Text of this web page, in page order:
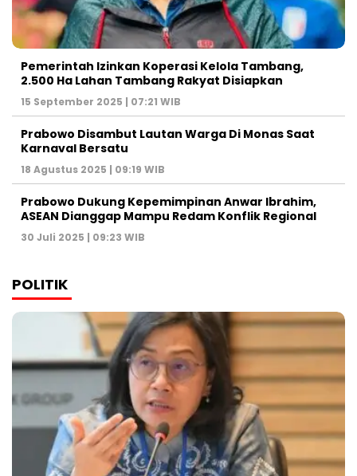
Pemerintah Izinkan Koperasi Kelola Tambang,
2.500 Ha Lahan Tambang Rakyat Disiapkan
15 September 2025 | 07:21 WIB
Prabowo Disambut Lautan Warga Di Monas Saat
Karnaval Bersatu
18 Agustus 2025 | 09:19 WIB
Prabowo Dukung Kepemimpinan Anwar Ibrahim,
ASEAN Dianggap Mampu Redam Konflik Regional
30 Juli 2025 | 09:23 WIB
POLITIK